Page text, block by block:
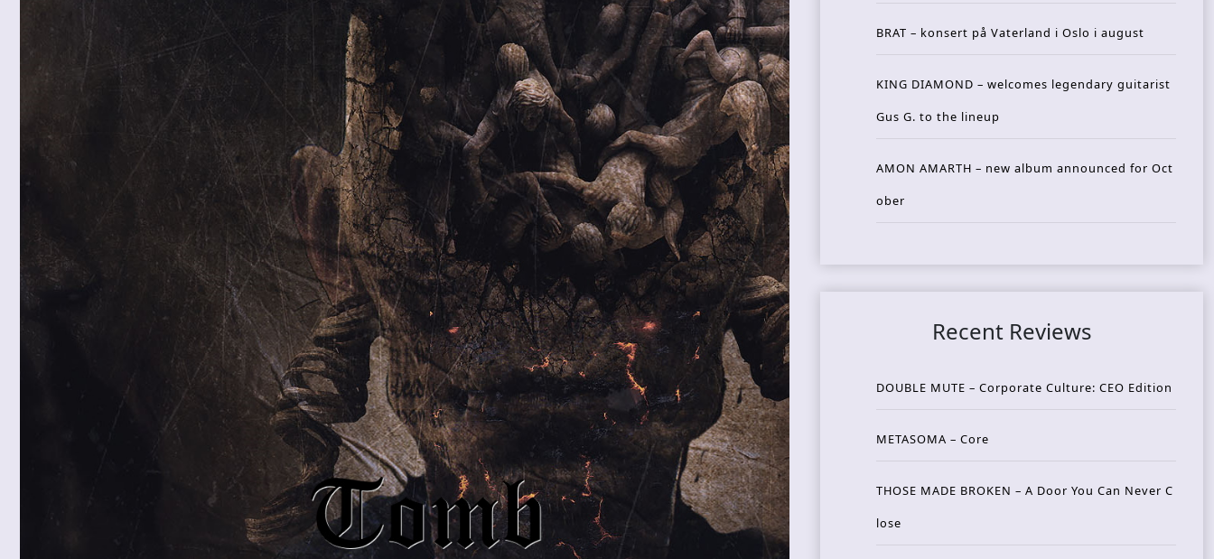
BRAT – konsert på Vaterland i Oslo i august
KING DIAMOND – welcomes legendary guitarist
Gus G. to the lineup
AMON AMARTH – new album announced for Oct
ober
Recent Reviews
DOUBLE MUTE – Corporate Culture: CEO Edition
METASOMA – Core
THOSE MADE BROKEN – A Door You Can Never C
lose